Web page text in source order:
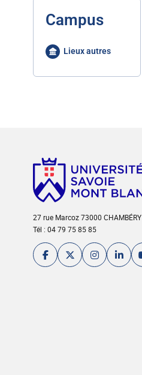
Campus
Lieux autres
27 rue Marcoz 73000 CHAMBÉRY
Tél : 04 79 75 85 85